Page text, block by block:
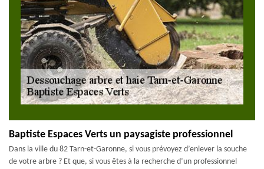
Baptiste Espaces Verts un paysagiste professionnel
Dans la ville du 82 Tarn-et-Garonne, si vous prévoyez d’enlever la souche
de votre arbre ? Et que, si vous êtes à la recherche d’un professionnel